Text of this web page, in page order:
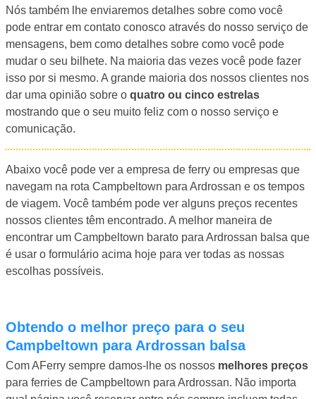
Nós também lhe enviaremos detalhes sobre como você
pode entrar em contato conosco através do nosso serviço de
mensagens, bem como detalhes sobre como você pode
mudar o seu bilhete. Na maioria das vezes você pode fazer
isso por si mesmo. A grande maioria dos nossos clientes nos
dar uma opinião sobre o quatro ou cinco estrelas
mostrando que o seu muito feliz com o nosso serviço e
comunicação.
Abaixo você pode ver a empresa de ferry ou empresas que
navegam na rota Campbeltown para Ardrossan e os tempos
de viagem. Você também pode ver alguns preços recentes
nossos clientes têm encontrado. A melhor maneira de
encontrar um Campbeltown barato para Ardrossan balsa que
é usar o formulário acima hoje para ver todas as nossas
escolhas possíveis.
Obtendo o melhor preço para o seu
Campbeltown para Ardrossan balsa
Com AFerry sempre damos-lhe os nossos melhores preços
para ferries de Campbeltown para Ardrossan. Não importa